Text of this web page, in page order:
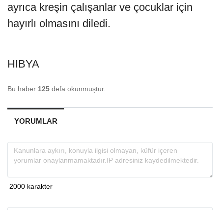
ayrıca kreşin çalışanlar ve çocuklar için
hayırlı olmasını diledi.
HIBYA
Bu haber 125 defa okunmuştur.
YORUMLAR